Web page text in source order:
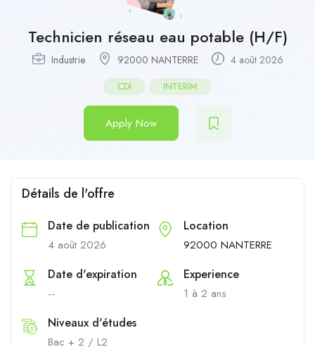
Technicien réseau eau potable (H/F)
Industrie 92000 NANTERRE 4 août 2026
CDI INTERIM
Apply Now
Détails de l'offre
Date de publication
4 août 2026
Location
92000 NANTERRE
Date d'expiration
--
Experience
1 à 2 ans
Niveaux d'études
Bac + 2 / L2